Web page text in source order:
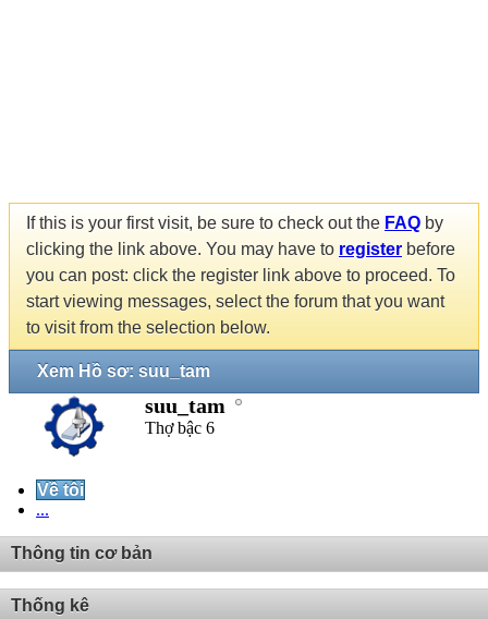
If this is your first visit, be sure to check out the FAQ by
clicking the link above. You may have to register before
you can post: click the register link above to proceed. To
start viewing messages, select the forum that you want
to visit from the selection below.
Xem Hồ sơ: suu_tam
suu_tam
Thợ bậc 6
Về tôi
...
Thông tin cơ bản
Thống kê